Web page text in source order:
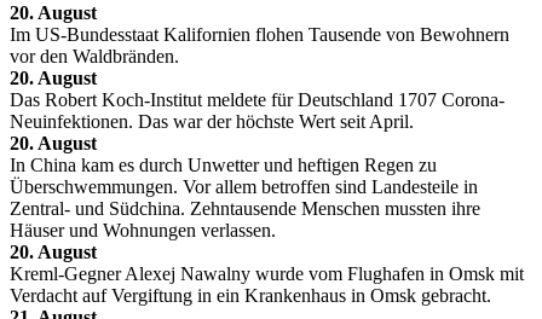
20. August
Im US-Bundesstaat Kalifornien flohen Tausende von Bewohnern
vor den Waldbränden.
20. August
Das Robert Koch-Institut meldete für Deutschland 1707 Corona-
Neuinfektionen. Das war der höchste Wert seit April.
20. August
In China kam es durch Unwetter und heftigen Regen zu
Überschwemmungen. Vor allem betroffen sind Landesteile in
Zentral- und Südchina. Zehntausende Menschen mussten ihre
Häuser und Wohnungen verlassen.
20. August
Kreml-Gegner Alexej Nawalny wurde vom Flughafen in Omsk mit
Verdacht auf Vergiftung in ein Krankenhaus in Omsk gebracht.